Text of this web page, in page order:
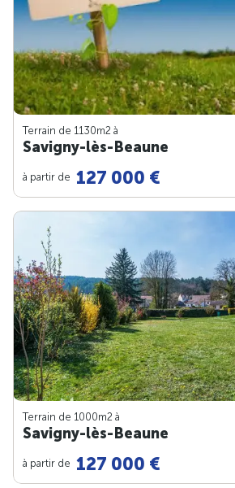
Terrain de 1130m2 à
Savigny-lès-Beaune
à partir de 127 000 €
Terrain de 1000m2 à
Savigny-lès-Beaune
à partir de 127 000 €